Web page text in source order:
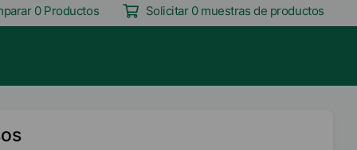
0 Productos Solicitar 0 muestras de productos